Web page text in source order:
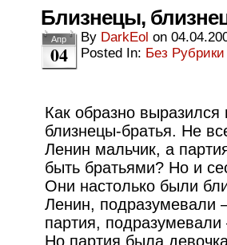
Близнецы,
Апр
04
By DarkEol on
Posted In: Без Рубрики
Как образно
близнецы-братья. Не
Ленин мальчик, а
быть братьями? Но и
Они настолько были
Ленин, подразумевали
партия,
Но партия была